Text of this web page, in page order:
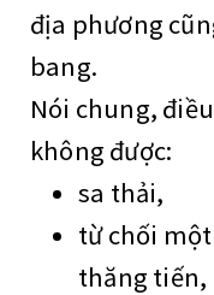
địa phương
bang.
Nói chung,
không được:
sa thải,
từ chối một
thăng tiến,